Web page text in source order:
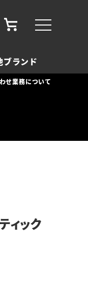
ブランド
せ業務について
ィック